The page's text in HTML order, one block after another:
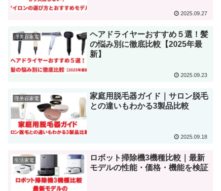
2025.09.27
理美容家電
ヘアドライヤーおすすめ５選！髪
の悩み別に徹底比較【2025年最
新】
2025.09.23
理美容家電
家庭用脱毛器ガイド｜サロン脱毛
との違いもわかる3製品比較
2025.09.18
生活家電
ロボット掃除機3機種比較｜最新
モデルの性能・価格・機能を検証